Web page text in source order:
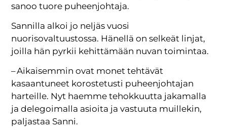
sanoo tuore puheenjohtaja.
Sannilla alkoi jo neljäs vuosi
nuorisovaltuustossa. Hänellä on selkeät linjat,
joilla hän pyrkii kehittämään nuvan toimintaa.
– Aikaisemmin ovat monet tehtävät
kasaantuneet korostetusti puheenjohtajan
harteille. Nyt haemme tehokkuutta jakamalla
ja delegoimalla asioita ja vastuuta muillekin,
paljastaa Sanni.